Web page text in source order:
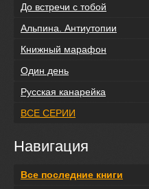
До встречи с тобой
Альпина. Антиутопии
Книжный марафон
Один день
Русская канарейка
ВСЕ СЕРИИ
Навигация
Все последние книги